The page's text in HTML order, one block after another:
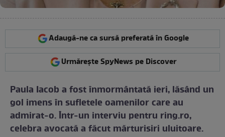
Adaugă-ne ca sursă preferată în Google
Urmărește SpyNews pe Discover
Paula Iacob a fost înmormântată ieri, lăsând un
gol imens în sufletele oamenilor care au
admirat-o. Într-un interviu pentru ring.ro,
celebra avocată a făcut mărturisiri uluitoare.